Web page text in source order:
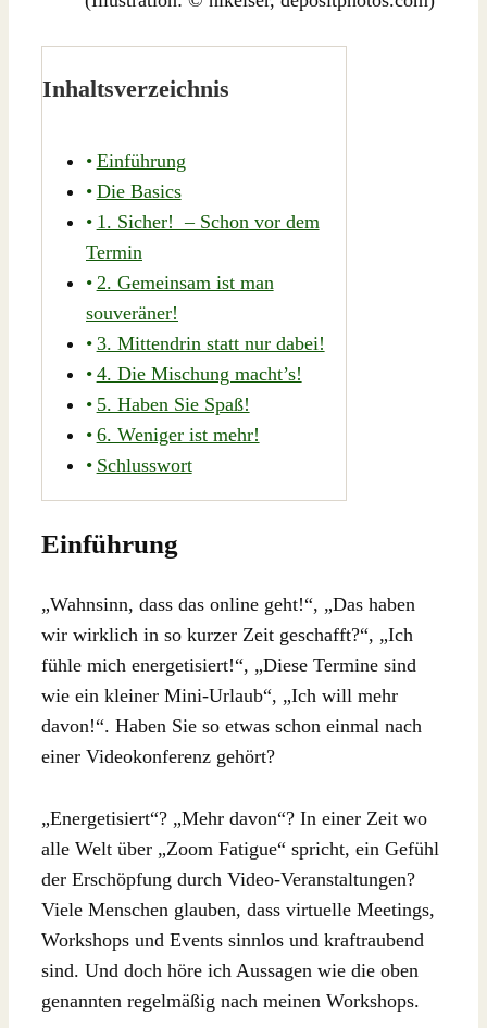
Inhaltsverzeichnis
Einführung
Die Basics
1. Sicher! – Schon vor dem
Termin
2. Gemeinsam ist man
souveräner!
3. Mittendrin statt nur dabei!
4. Die Mischung macht’s!
5. Haben Sie Spaß!
6. Weniger ist mehr!
Schlusswort
Einführung
„Wahnsinn, dass das online geht!“, „Das haben
wir wirklich in so kurzer Zeit geschafft?“, „Ich
fühle mich energetisiert!“, „Diese Termine sind
wie ein kleiner Mini-Urlaub“, „Ich will mehr
davon!“. Haben Sie so etwas schon einmal nach
einer Videokonferenz gehört?
„Energetisiert“? „Mehr davon“? In einer Zeit wo
alle Welt über „Zoom Fatigue“ spricht, ein Gefühl
der Erschöpfung durch Video-Veranstaltungen?
Viele Menschen glauben, dass virtuelle Meetings,
Workshops und Events sinnlos und kraftraubend
sind. Und doch höre ich Aussagen wie die oben
genannten regelmäßig nach meinen Workshops.